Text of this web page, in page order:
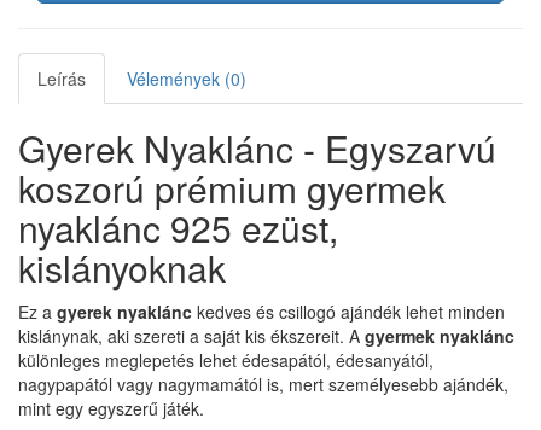
Leírás Vélemények (0)
Gyerek Nyaklánc - Egyszarvú
koszorú prémium gyermek
nyaklánc 925 ezüst,
kislányoknak
Ez a gyerek nyaklánc kedves és csillogó ajándék lehet minden
kislánynak, aki szereti a saját kis ékszereit. A gyermek nyaklánc
különleges meglepetés lehet édesapától, édesanyától,
nagypapától vagy nagymamától is, mert személyesebb ajándék,
mint egy egyszerű játék.